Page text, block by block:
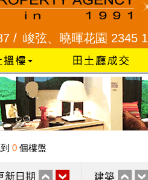
弦、曉暉花園 2345 1286 /
0 個樓盤
新日期 建築